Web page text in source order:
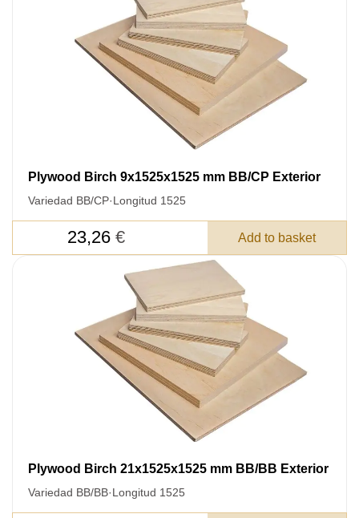
Plywood Birch 9x1525x1525 mm BB/CP Exterior
Variedad BB/CP·Longitud 1525
23,26 € Add to basket
Plywood Birch 21x1525x1525 mm BB/BB Exterior
Variedad BB/BB·Longitud 1525